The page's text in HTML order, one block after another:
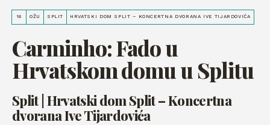
16 OŽU SPLIT HRVATSKI DOM SPLIT – KONCERTNA DVORANA IVE TIJARDOVIĆA
Carminho: Fado u
Hrvatskom domu u Splitu
Split | Hrvatski dom Split – Koncertna
dvorana Ive Tijardovića